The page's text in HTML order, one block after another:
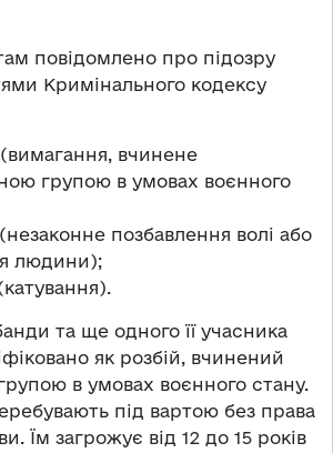
повідомлено про підозру
Кримінального кодексу
(вимагання, вчинене
групою в умовах воєнного
позбавлення волі або
людини);
та ще одного її учасника
як розбій, вчинений
в умовах воєнного стану.
під вартою без права
Їм загрожує від 12 до 15 років